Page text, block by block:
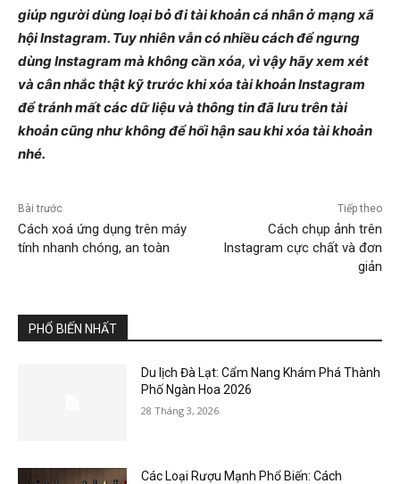
giúp người dùng loại bỏ đi tài khoản cá nhân ở mạng xã
hội Instagram. Tuy nhiên vẫn có nhiều cách để ngưng
dùng Instagram mà không cần xóa, vì vậy hãy xem xét
và cân nhắc thật kỹ trước khi xóa tài khoản Instagram
để tránh mất các dữ liệu và thông tin đã lưu trên tài
khoản cũng như không để hối hận sau khi xóa tài khoản
nhé.
Bài trước
Cách xoá ứng dụng trên máy
tính nhanh chóng, an toàn
Tiếp theo
Cách chụp ảnh trên
Instagram cực chất và đơn
giản
PHỔ BIẾN NHẤT
Du lịch Đà Lạt: Cẩm Nang Khám Phá Thành
Phố Ngàn Hoa 2026
28 Tháng 3, 2026
Các Loại Rượu Mạnh Phổ Biến: Cách